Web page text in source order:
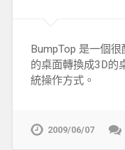
BumpTop 是一個
的桌面轉換成3D的
統操作方式。
2009/06/07